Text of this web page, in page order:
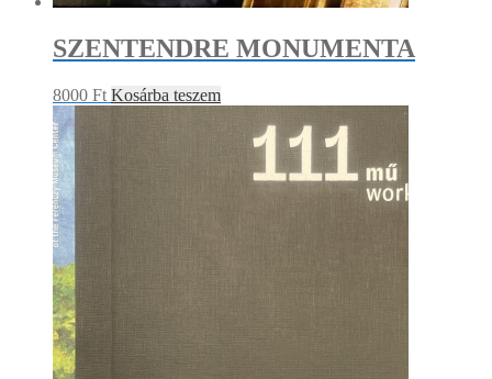
SZENTENDRE MONUMENTA
8000 Ft Kosárba teszem